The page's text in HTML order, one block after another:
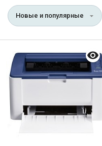
Новые и популярные